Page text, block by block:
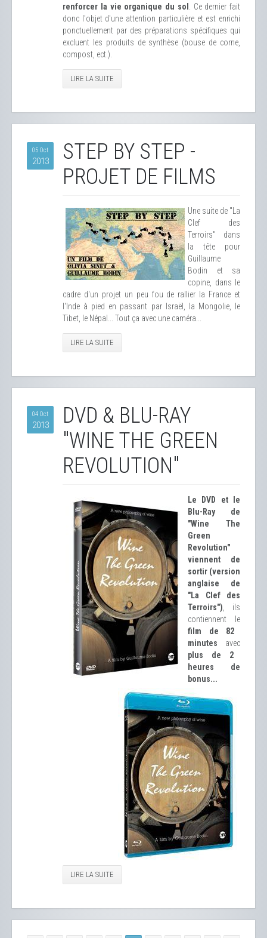
renforcer la vie organique du sol
. Ce dernier fait
donc l'objet d'une attention particulière et est enrichi
ponctuellement par des préparations spécifiques qui
excluent les produits de synthèse (bouse de corne,
compost, ect.).
LIRE LA SUITE
05 Oct
2013
STEP BY STEP -
PROJET DE FILMS
Une suite de "La
Clef des
Terroirs" dans
la tête pour
Guillaume
Bodin et sa
copine, dans le
cadre d'un projet un peu fou de rallier la France et
l'Inde à pied en passant par Israël, la Mongolie, le
Tibet, le Népal... Tout ça avec une caméra...
LIRE LA SUITE
04 Oct
2013
DVD & BLU-RAY
"WINE THE GREEN
REVOLUTION"
Le DVD et le
Blu-Ray de
"Wine The
Green
Revolution"
viennent de
sortir (version
anglaise de
"La Clef des
Terroirs") , ils
contiennent le
film de 82
minutes avec
plus de 2
heures de
bonus...
LIRE LA SUITE